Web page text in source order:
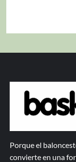
Porque el
convierte en una